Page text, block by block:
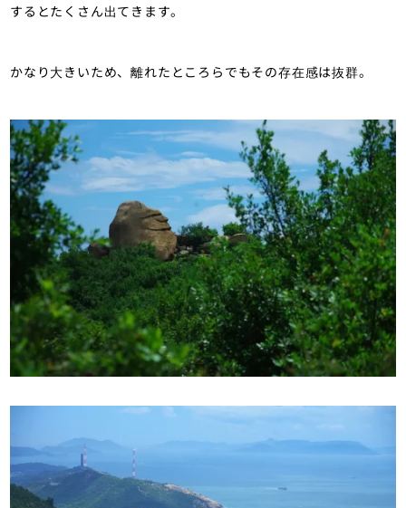
するとたくさん出てきます。
かなり大きいため、離れたところらでもその存在感は抜群。